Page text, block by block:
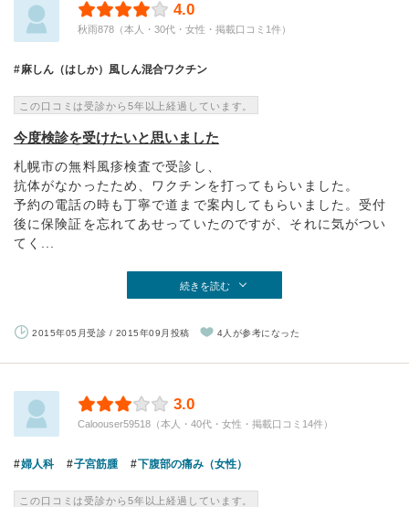
4.0
秋雨878（本人・30代・女性・掲載口コミ1件）
麻しん（はしか）風しん混合ワクチン
この口コミは受診から5年以上経過しています。
今度検診を受けたいと思いました
札幌市の無料風疹検査で受診し、
抗体がなかったため、ワクチンを打ってもらいました。
予約の電話の時も丁寧で道まで案内してもらいました。受付
後に保険証を忘れてあせっていたのですが、それに気がつい
てく...
続きを読む
2015年05月受診 / 2015年09月投稿 4人が参考になった
3.0
Caloouser59518（本人・40代・女性・掲載口コミ14件）
婦人科 子宮筋腫 下腹部の痛み（女性）
この口コミは受診から5年以上経過しています。